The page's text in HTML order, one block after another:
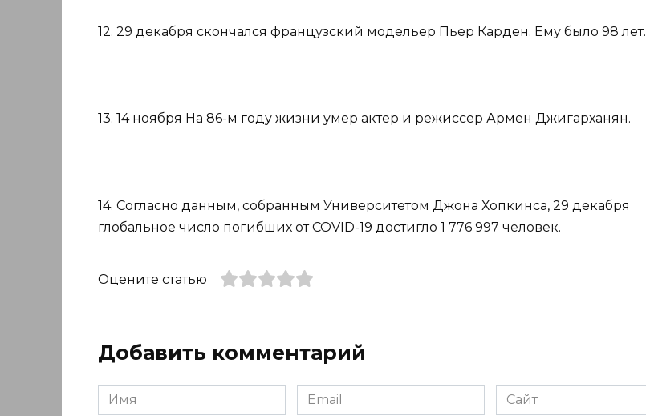
12. 29 декабря скончался французский модельер Пьер Карден. Ему было 98 лет.
13. 14 ноября На 86-м году жизни умер актер и режиссер Армен Джигарханян.
14. Согласно данным, собранным Университетом Джона Хопкинса, 29 декабря
глобальное число погибших от COVID-19 достигло 1 776 997 человек.
Оцените статью
Добавить комментарий
Имя
*
Email
*
Сайт